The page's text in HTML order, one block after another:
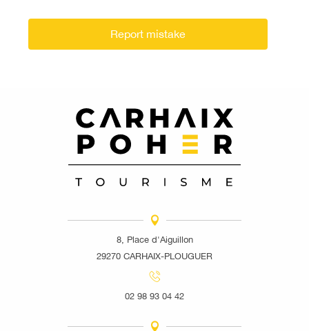
Report mistake
8, Place d'Aiguillon
29270 CARHAIX-PLOUGUER
02 98 93 04 42